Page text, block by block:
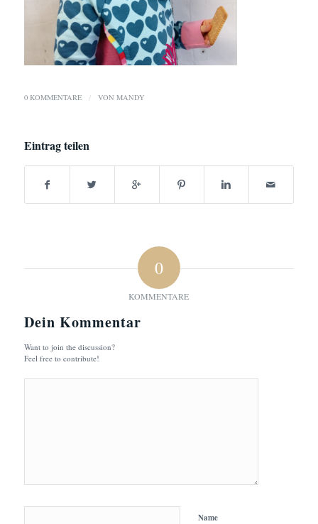
0 KOMMENTARE / VON MANDY
Eintrag teilen
0
KOMMENTARE
Dein Kommentar
Want to join the discussion?
Feel free to contribute!
Name